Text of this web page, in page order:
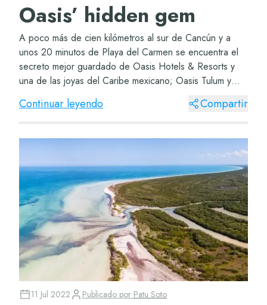
Oasis’ hidden gem
A poco más de cien kilómetros al sur de Cancún y a
unos 20 minutos de Playa del Carmen se encuentra el
secreto mejor guardado de Oasis Hotels & Resorts y
una de las joyas del Caribe mexicano; Oasis Tulum y
Grand Oasis Tulum. El resort es el lugar...
Continuar leyendo Compartir
11 Jul 2022 Publicado por Patu Soto